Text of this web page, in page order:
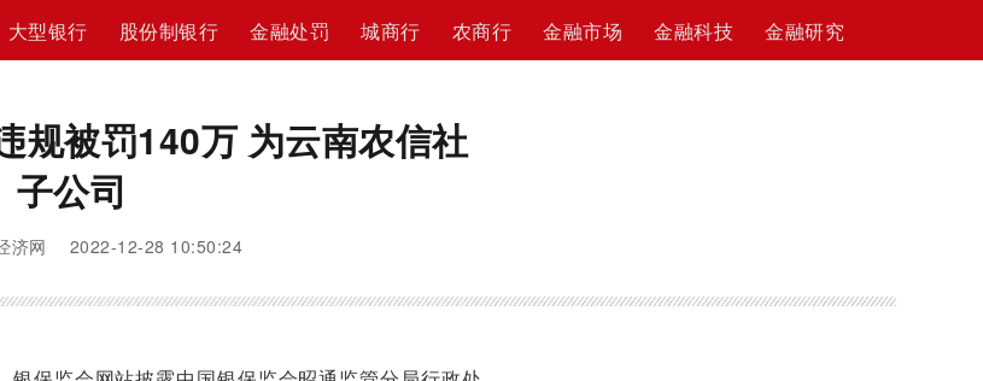
大型银行 股份制银行 金融处罚 城商行 农商行 金融市场 金融科技 金融研究
规被罚140万 为云南农信社
子公司
济网 2022-12-28 10:50:24